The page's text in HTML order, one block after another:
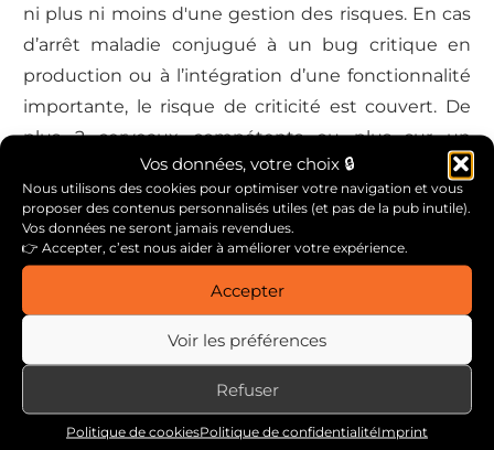
Vos données, votre choix 🔒
Nous utilisons des cookies pour optimiser votre navigation et vous
proposer des contenus personnalisés utiles (et pas de la pub inutile).
Vos données ne seront jamais revendues.
👉 Accepter, c’est nous aider à améliorer votre expérience.
Accepter
Refuser
Voir les préférences
Politique de cookiesPolitique de confidentialitéImprint
ni plus ni moins d'une gestion des risques. En cas
d’arrêt maladie conjugué à un bug critique en
production ou à l’intégration d’une fonctionnalité
importante, le risque de criticité est couvert. De
plus 2 cerveaux compétents ou plus sur un
domaine valent mieux qu’un pour concevoir une
solution ou investiguer un problème. Cette multi
compétence peut notamment s’acquérir par
l’utilisation du « pair programming », de la
relecture de code ou encore par un système de
rotation. L'objectif étant d'atteindre la notion de
"propriété collective du code".
Autre article qui peut vous intéresser :
reçues sur la gestion de projet agile.